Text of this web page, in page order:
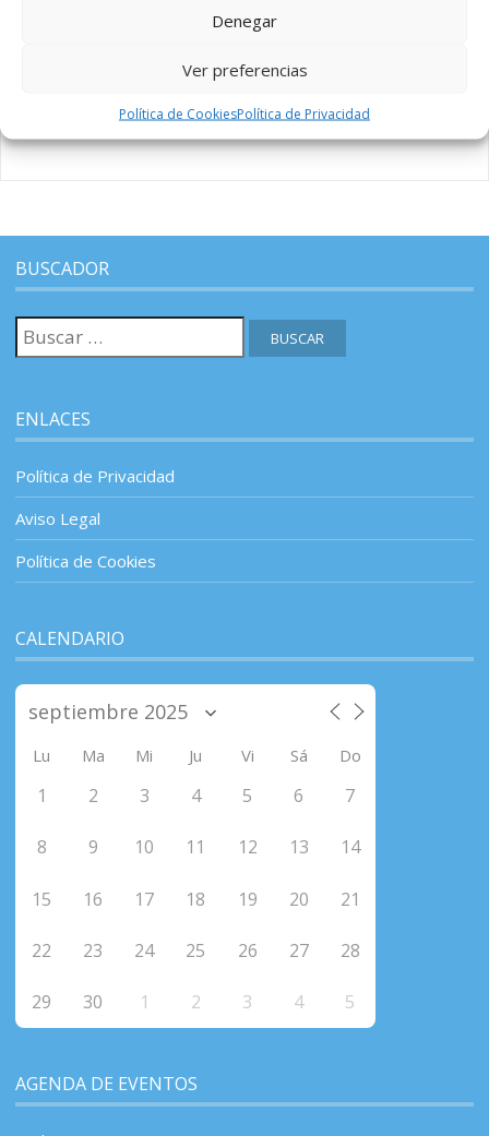
Denegar
Ver preferencias
Política de CookiesPolítica de Privacidad
Nueva web del municipio de Codo
Ayuntamiento de Codo
14 septiembre, 2017
BUSCADOR
Buscar:
ENLACES
Política de Privacidad
Aviso Legal
Política de Cookies
CALENDARIO
Lu Ma Mi Ju Vi Sá Do
1 2 3 4 5 6 7
8 9 10 11 12 13 14
15 16 17 18 19 20 21
22 23 24 25 26 27 28
29 30 1 2 3 4 5
AGENDA DE EVENTOS